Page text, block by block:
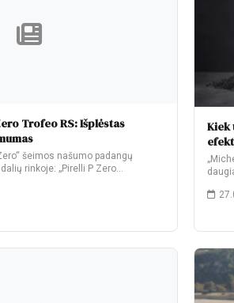
Trofeo RS: Išplėstas
šeimos našumo padangų
rinkoje: „Pirelli P Zero…
Kiek